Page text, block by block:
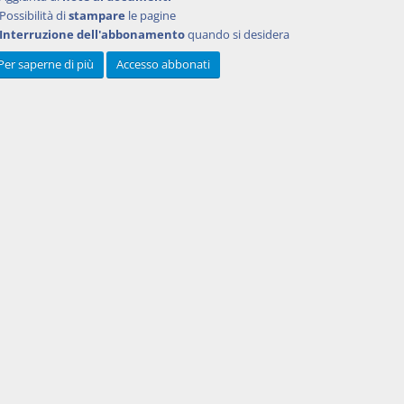
Possibilità distampare le pagine
Interruzione dell'abbonamentoquando si desidera
saperne di più
Accesso abbonati